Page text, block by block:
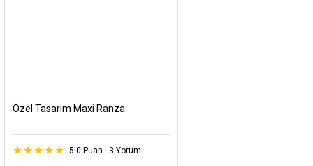
Özel Tasarım Maxi Ranza
5.0 Puan - 3 Yorum